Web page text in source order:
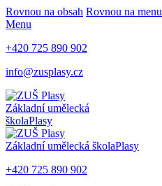
Rovnou na obsah Rovnou na menu
Menu
+420 725 890 902
info@zusplasy.cz
Základní umělecká
školaPlasy
Základní umělecká školaPlasy
+420 725 890 902